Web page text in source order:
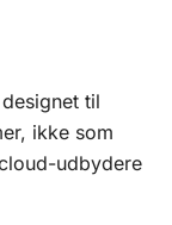
til
ikke som
udbydere